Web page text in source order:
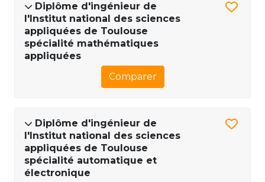
Diplôme d'ingénieur de
l'Institut national des sciences
appliquées de Toulouse
spécialité mathématiques
appliquées
Comparer
Diplôme d'ingénieur de
l'Institut national des sciences
appliquées de Toulouse
spécialité automatique et
électronique